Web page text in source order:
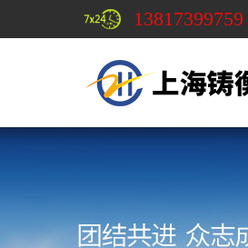
13817399759